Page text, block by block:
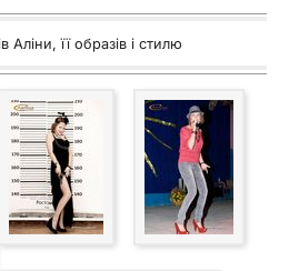
Аліни, її образів і стилю